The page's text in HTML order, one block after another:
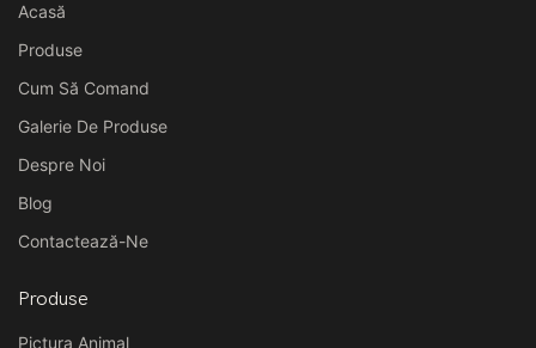
Acasă
Produse
Cum Să Comand
Galerie De Produse
Despre Noi
Blog
Contactează-Ne
Produse
Pictura Animal